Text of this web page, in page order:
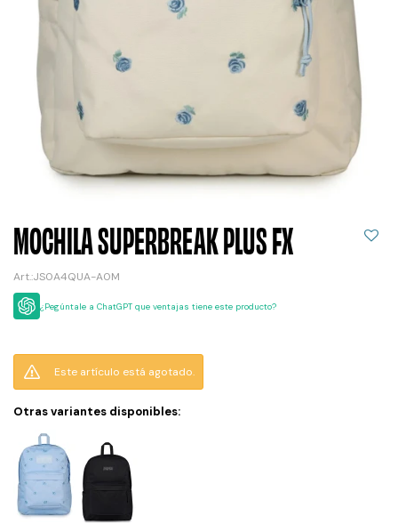
MOCHILA SUPERBREAK PLUS FX
JS0A4QUA-A0M
¿Pegúntale a ChatGPT que ventajas tiene este producto?
Este artículo está agotado.
Otras variantes disponibles: